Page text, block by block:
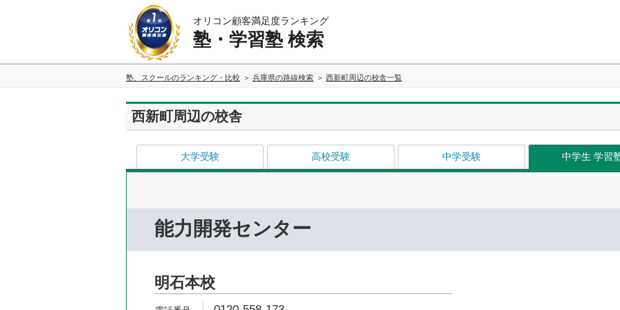
オリコン顧客満足度ランキング
塾・学習塾 検索
塾、スクールのランキング・比較 兵庫県の路線検索 西新町周辺の校舎一覧
西新町周辺の校舎
大学受験 高校受験 中学受験 中学生 学習
能力開発センター
明石本校